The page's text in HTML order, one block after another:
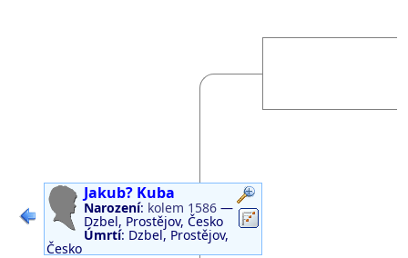
Odkazy
Jakub? Kuba
Narození: kolem 1586 —
Dzbel, Prostějov, Česko
Úmrtí: Dzbel, Prostějov,
Česko